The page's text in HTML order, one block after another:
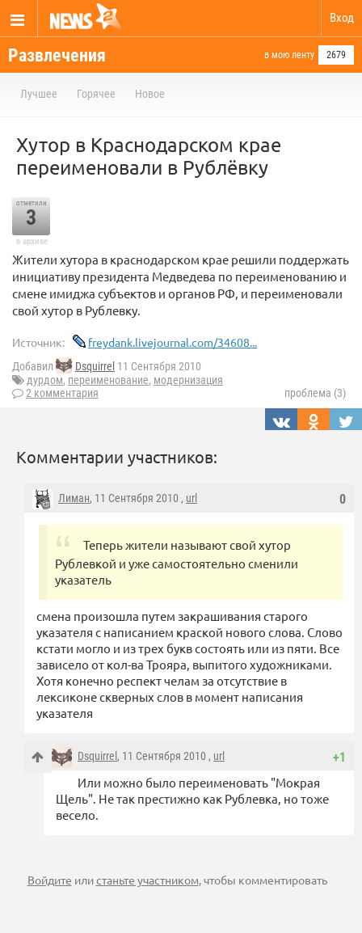
Вход
Развлечения в мою ленту 2679
Лучшее Горячее Новое
Хутор в Краснодарском крае
переименовали в Рублёвку
отметили
3
в архиве
Жители хутора в краснодарском крае решили поддержать
инициативу президента Медведева по переименованию и
смене имиджа субъектов и органов РФ, и переименовали
свой хутор в Рублевку.
Источник: freydank.livejournal.com/34608...
Добавил Dsquirrel 11 Сентября 2010
дурдом, переименование, модернизация
2 комментария
проблема (3)
Комментарии участников:
0
Лиман, 11 Сентября 2010 , url
Теперь жители называют свой хутор
Рублевкой и уже самостоятельно сменили
указатель
смена произошла путем закрашивания старого
указателя с написанием краской нового слова. Слово
кстати могло и из трех букв состоять или из пяти. Все
зависело от кол-ва Трояра, выпитого художниками.
Хотя конечно респект челам за отсутствие в
лексиконе скверных слов в момент написания
указателя
+1
Dsquirrel , 11 Сентября 2010 , url
Или можно было переименовать "Мокрая
Щель". Не так престижно как Рублевка, но тоже
весело.
Войдите илистаньте участником, чтобы комментировать